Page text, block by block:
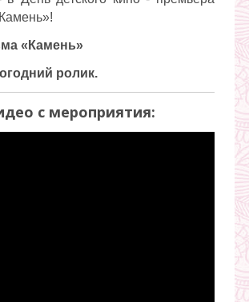
«Камень»
ролик.
с мероприятия: